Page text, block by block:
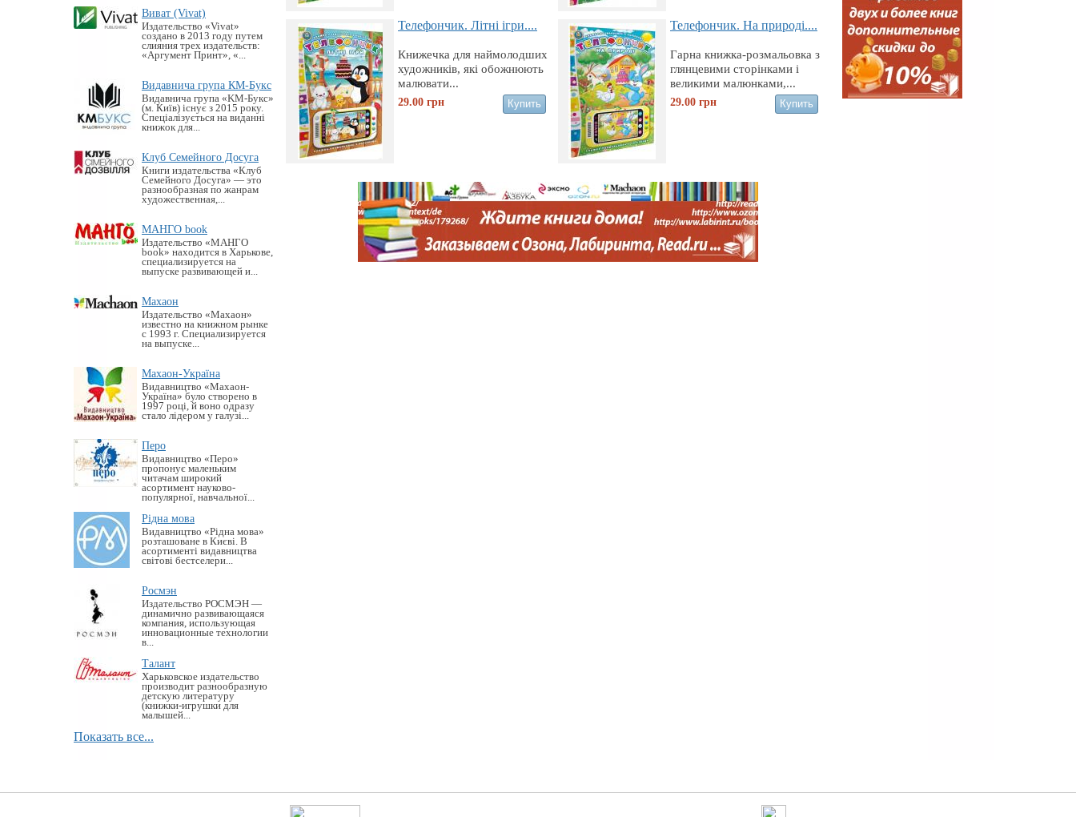
Виват (Vivat)
Издательство «Vivat»
создано в 2013 году путем
слияния трех издательств:
«Аргумент Принт», «...
Видавнича група КМ-Букс
Видавнича група «KM-Букс»
(м. Київ) існує з 2015 року.
Спеціалізується на виданні
книжок для...
Клуб Семейного Досуга
Книги издательства «Клуб
Семейного Досуга» — это
разнообразная по жанрам
художественная,...
МАНГО book
Издательство «MАНГО
book» находится в Харькове,
специализируется на
выпуске развивающей и...
Махаон
Издательство «Махаон»
известно на книжном рынке
с 1993 г. Специализируется
на выпуске...
Махаон-Україна
Видавництво «Махаон-
Україна» було створено в
1997 році, й воно одразу
стало лідером у галузі...
Перо
Видавництво «Перо»
пропонує маленьким
читачам широкий
асортимент науково-
популярної, навчальної...
Рідна мова
Видавництво «Рідна мова»
розташоване в Києві. В
асортименті видавництва
світові бестселери...
Росмэн
Издательство РОСМЭН —
динамично развивающаяся
компания, использующая
инновационные технологии
в...
Талант
Харьковское издательство
производит разнообразную
детскую литературу
(книжки-игрушки для
малышей...
Показать все...
Телефончик. Літні ігри....
Книжечка для наймолодших
художників, які обожнюють
малювати...
29.00 грн
Телефончик. На природі....
Гарна книжка-розмальовка з
глянцевими сторінками і
великими малюнками,...
29.00 грн